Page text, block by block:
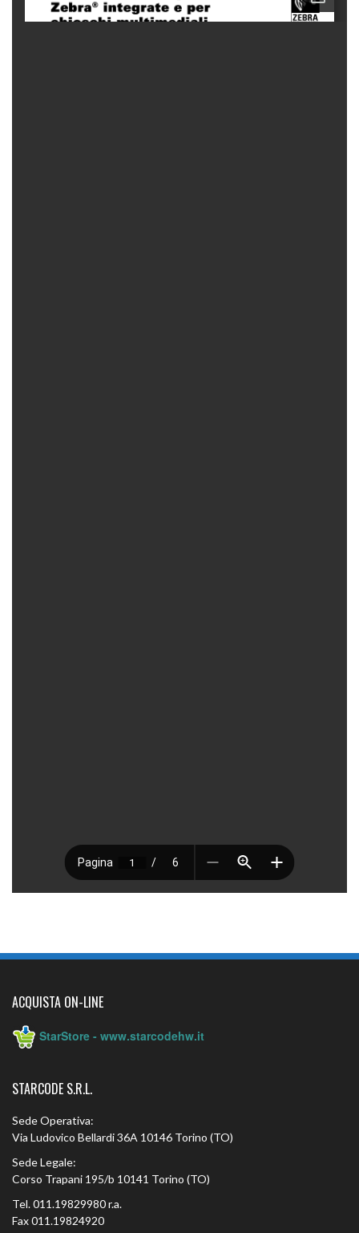
ACQUISTA ON-LINE
StarStore - www.starcodehw.it
STARCODE S.R.L.
Sede Operativa:
Via Ludovico Bellardi 36A 10146 Torino (TO)
Sede Legale:
Corso Trapani 195/b 10141 Torino (TO)
Tel. 011.19829980 r.a.
Fax 011.19824920